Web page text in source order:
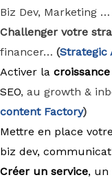
Biz Dev, Marketing …
Challenger votre
financer… (Strategic
Activer la
SEO, au growth &
content Factory)
Mettre en place votre
biz dev,
Créer un service, un